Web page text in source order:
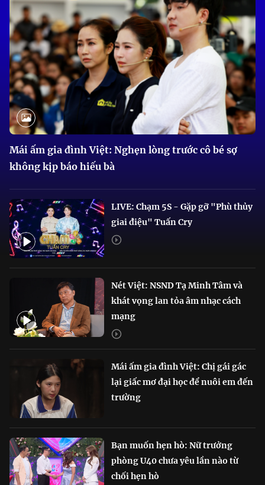
Mái ấm gia đình Việt: Nghẹn lòng trước cô bé sợ
không kịp báo hiếu bà
LIVE: Chạm 5S - Gặp gỡ "Phù thủy
giai điệu" Tuấn Cry
Nét Việt: NSND Tạ Minh Tâm và
khát vọng lan tỏa âm nhạc cách
mạng
Mái ấm gia đình Việt: Chị gái gác
lại giấc mơ đại học để nuôi em đến
trường
Bạn muốn hẹn hò: Nữ trưởng
phòng U40 chưa yêu lần nào từ
chối hẹn hò